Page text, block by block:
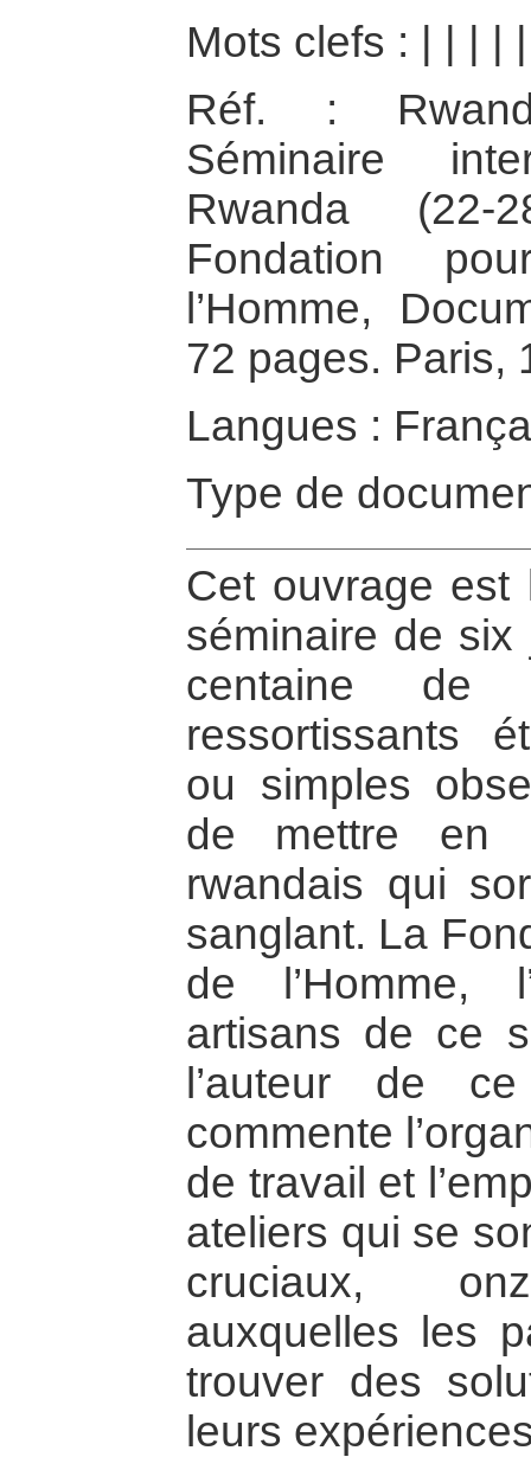
Mots clefs :
Réf. :
Séminaire
Rwanda (22-
Fondation
l’Homme,
72 pages. Paris,
Langues :
Type de
Cet ouvrage est
séminaire de
centaine de
ressortissants
ou simples
de mettre en
rwandais qui
sanglant. La
de l’Homme,
artisans de ce
l’auteur de
commente
de travail et
ateliers qui se
cruciaux,
auxquelles les
trouver des
leurs